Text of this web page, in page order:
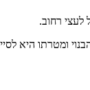
לעצי רחוב.
ומטרתו היא